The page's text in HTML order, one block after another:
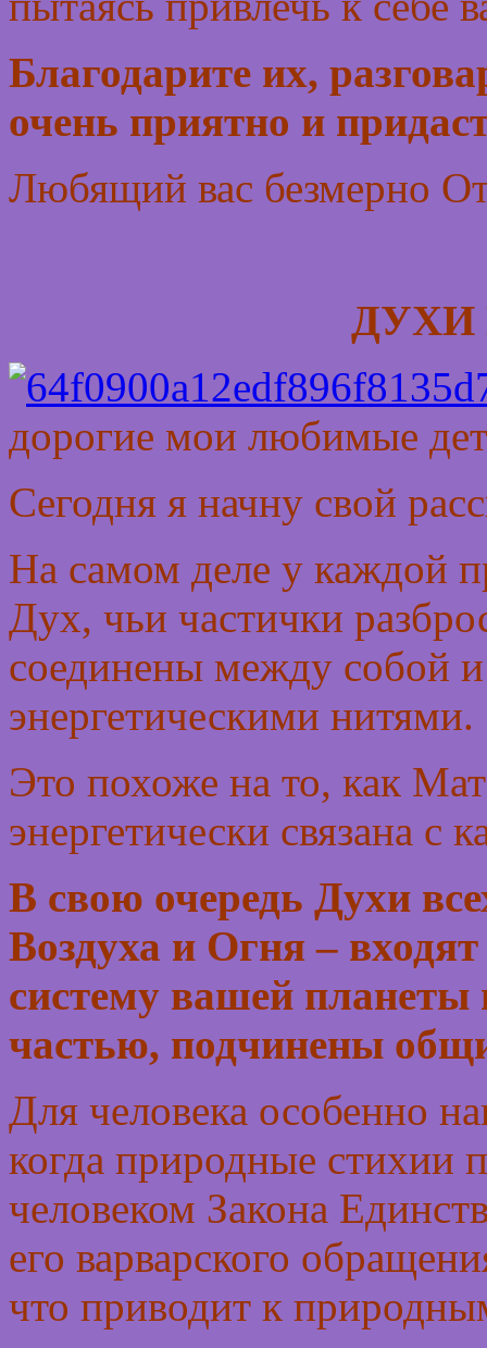
Благодарите их,
очень приятно и
Любящий вас безмерно
ДУХИ
дорогие мои любимые
Сегодня я начну свой
На самом деле у каждой
Дух, чьи частички
соединены между собой
энергетическими нитями.
Это похоже на то, как
энергетически связана с
В свою очередь Духи
Воздуха и Огня –
систему вашей планеты
частью, подчинены
Для человека особенно
когда природные
человеком Закона
его варварского
что приводит к